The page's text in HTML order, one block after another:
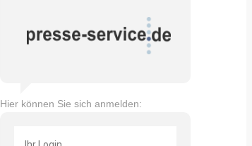
Hier können Sie sich anmelden: